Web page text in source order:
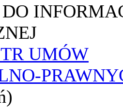
DO
UMÓW